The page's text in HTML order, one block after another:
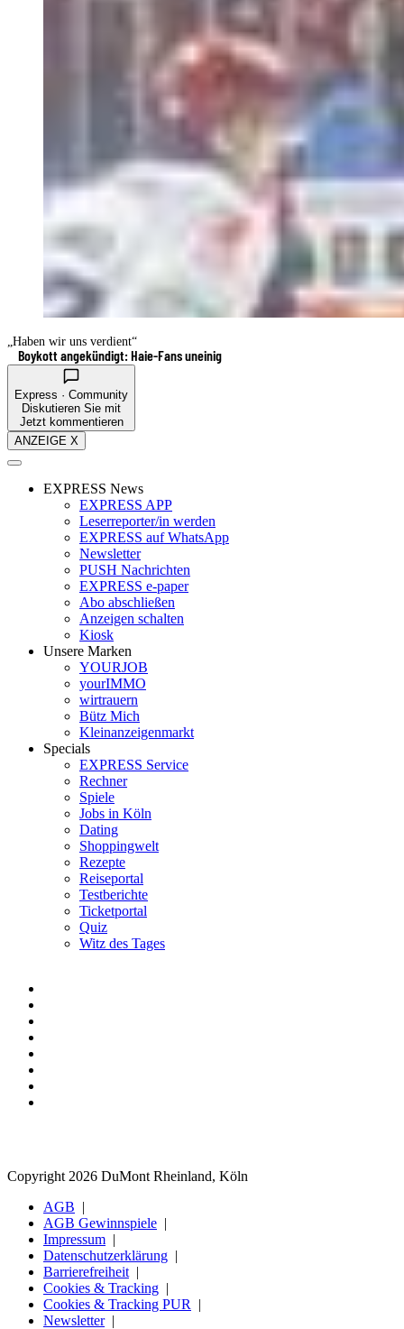
„Haben wir uns verdient“
Boykott angekündigt: Haie-Fans uneinig
Express · Community
Diskutieren Sie mit
Jetzt kommentieren
ANZEIGE X
EXPRESS News
EXPRESS APP
Leserreporter/in werden
EXPRESS auf WhatsApp
Newsletter
PUSH Nachrichten
EXPRESS e-paper
Abo abschließen
Anzeigen schalten
Kiosk
Unsere Marken
YOURJOB
yourIMMO
wirtrauern
Bütz Mich
Kleinanzeigenmarkt
Specials
EXPRESS Service
Rechner
Spiele
Jobs in Köln
Dating
Shoppingwelt
Rezepte
Reiseportal
Testberichte
Ticketportal
Quiz
Witz des Tages
Copyright 2026 DuMont Rheinland, Köln
AGB
AGB Gewinnspiele
Impressum
Datenschutzerklärung
Barrierefreiheit
Cookies & Tracking
Cookies & Tracking PUR
Newsletter